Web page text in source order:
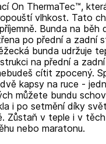
On ThermaTec™,
vlhkost. Tato
Bunda na běh
po přední a zadní
bunda udržuje
na přední a
cítit zpocený.
kapsy na ruce -
můžete bundu
i po setmění díky
Zůstaň v teple i v
nebo maratonu.